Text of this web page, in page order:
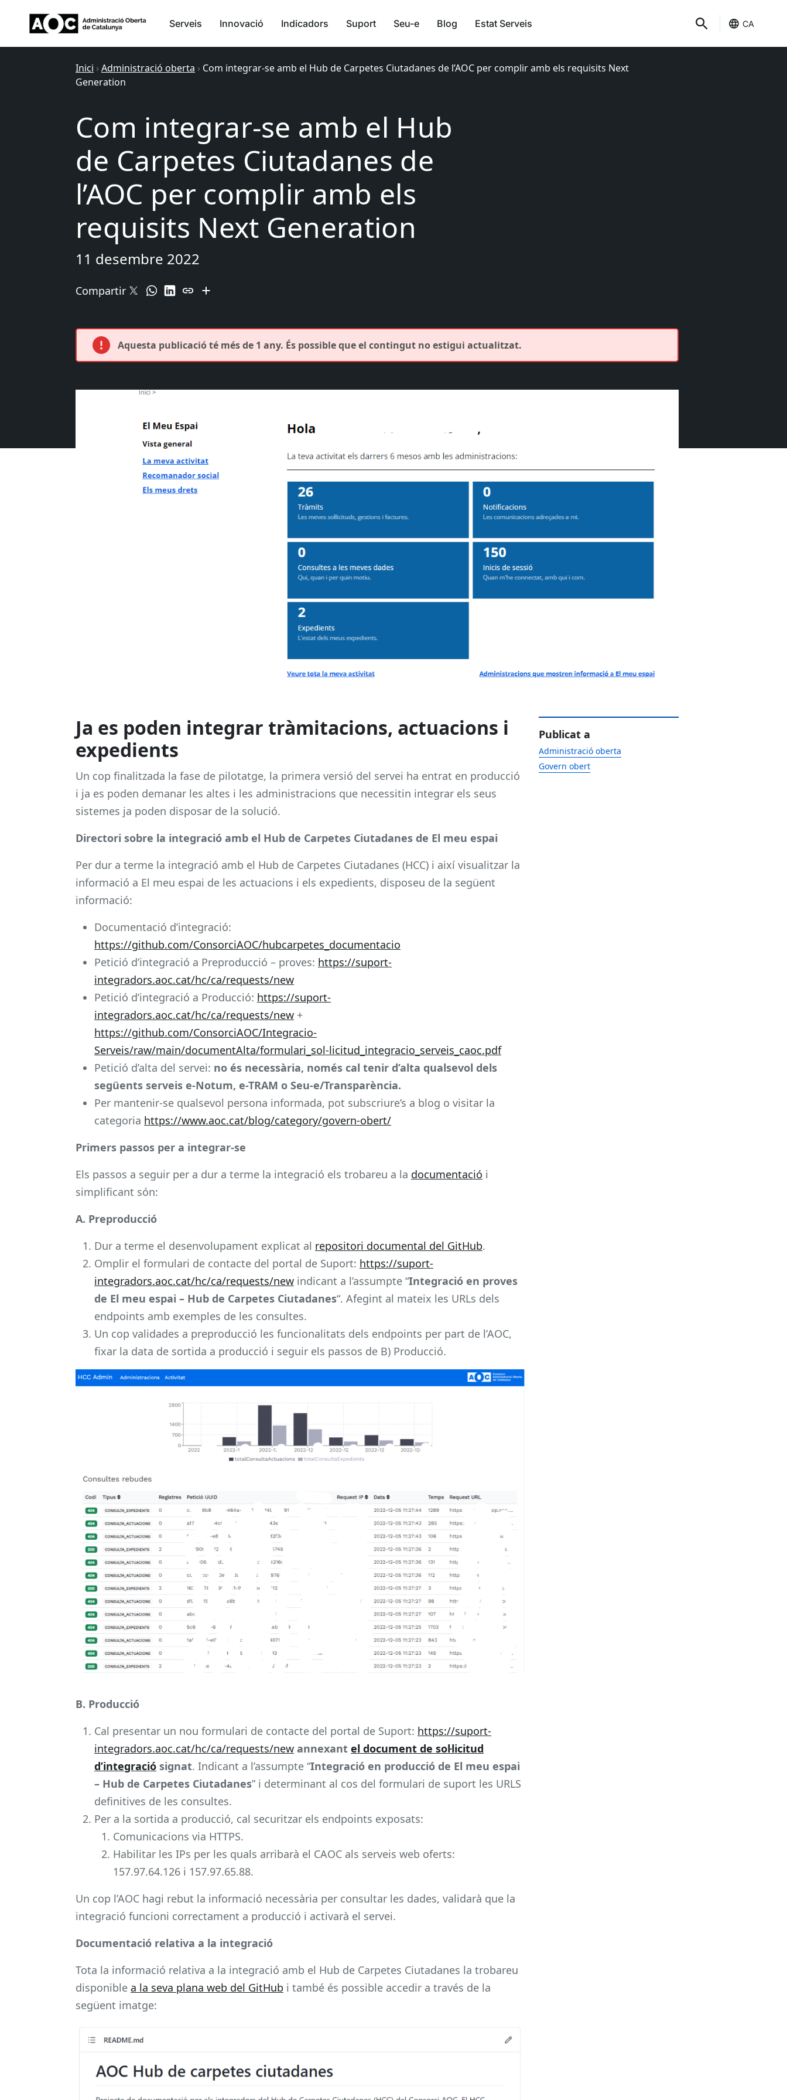
Serveis Innovació Indicadors Suport Seu-e Blog Estat Serveis CA
Inici › Administració oberta › Com integrar-se amb el Hub de Carpetes Ciutadanes de l’AOC per complir amb els requisits Next
Generation
Com integrar-se amb el Hub
de Carpetes Ciutadanes de
l’AOC per complir amb els
requisits Next Generation
11 desembre 2022
Compartir
Aquesta publicació té més de 1 any. És possible que el contingut no estigui actualitzat.
Ja es poden integrar tràmitacions, actuacions i
expedients
Un cop finalitzada la fase de pilotatge, la primera versió del servei ha entrat en producció
i ja es poden demanar les altes i les administracions que necessitin integrar els seus
sistemes ja poden disposar de la solució.
Directori sobre la integració amb el Hub de Carpetes Ciutadanes de El meu espai
Per dur a terme la integració amb el Hub de Carpetes Ciutadanes (HCC) i així visualitzar la
informació a El meu espai de les actuacions i els expedients, disposeu de la següent
informació:
Documentació d’integració:
https://github.com/ConsorciAOC/hubcarpetes_documentacio
Petició d’integració a Preproducció – proves: https://suport-
integradors.aoc.cat/hc/ca/requests/new
Petició d’integració a Producció: https://suport-
integradors.aoc.cat/hc/ca/requests/new +
https://github.com/ConsorciAOC/Integracio-
Serveis/raw/main/documentAlta/formulari_sol-licitud_integracio_serveis_caoc.pdf
Petició d’alta del servei: no és necessària, només cal tenir d’alta qualsevol dels
següents serveis e-Notum, e-TRAM o Seu-e/Transparència.
Per mantenir-se qualsevol persona informada, pot subscriure’s a blog o visitar la
categoria https://www.aoc.cat/blog/category/govern-obert/
Primers passos per a integrar-se
Els passos a seguir per a dur a terme la integració els trobareu a la documentació i
simplificant són:
A. Preproducció
Dur a terme el desenvolupament explicat al repositori documental del GitHub.
Omplir el formulari de contacte del portal de Suport: https://suport-
integradors.aoc.cat/hc/ca/requests/new indicant a l’assumpte “Integració en proves
de El meu espai – Hub de Carpetes Ciutadanes“. Afegint al mateix les URLs dels
endpoints amb exemples de les consultes.
Un cop validades a preproducció les funcionalitats dels endpoints per part de l’AOC,
fixar la data de sortida a producció i seguir els passos de B) Producció.
B. Producció
Cal presentar un nou formulari de contacte del portal de Suport: https://suport-
integradors.aoc.cat/hc/ca/requests/new annexant el document de sol·licitud
d’integració signat. Indicant a l’assumpte “Integració en producció de El meu espai
– Hub de Carpetes Ciutadanes” i determinant al cos del formulari de suport les URLS
definitives de les consultes.
Per a la sortida a producció, cal securitzar els endpoints exposats:
Comunicacions via HTTPS.
Habilitar les IPs per les quals arribarà el CAOC als serveis web oferts:
157.97.64.126 i 157.97.65.88.
Un cop l’AOC hagi rebut la informació necessària per consultar les dades, validarà que la
integració funcioni correctament a producció i activarà el servei.
Documentació relativa a la integració
Tota la informació relativa a la integració amb el Hub de Carpetes Ciutadanes la trobareu
disponible a la seva plana web del GitHub i també és possible accedir a través de la
següent imatge:
Publicat a
Administració oberta
Govern obert